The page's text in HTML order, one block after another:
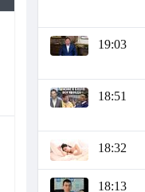
19:03
18:51
18:32
18:13